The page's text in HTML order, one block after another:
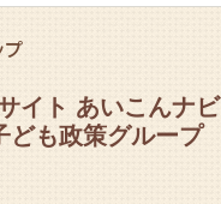
プ
イト あいこんナビ
も政策グループ